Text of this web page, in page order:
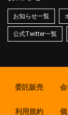
お知らせ一覧
公式Twitter一覧
委託販売
利用規約